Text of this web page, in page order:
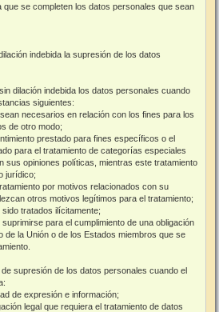
se completen los datos personales que sean
indebida la supresión de los datos
dilación indebida los datos personales cuando
siguientes:
necesarios en relación con los fines para los
de otro modo;
prestado para fines específicos o el
para el tratamiento de categorías especiales
sus opiniones políticas, mientras este tratamiento
jurídico;
por motivos relacionados con su
otros motivos legítimos para el tratamiento;
tratados ilícitamente;
para el cumplimiento de una obligación
de la Unión o de los Estados miembros que se
supresión de los datos personales cuando el
de expresión e información;
legal que requiera el tratamiento de datos